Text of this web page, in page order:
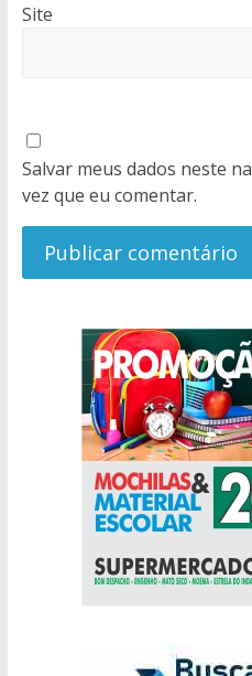
Site
Salvar meus dados neste
vez que eu comentar.